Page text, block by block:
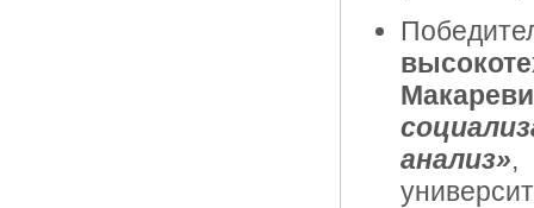
анализ»,